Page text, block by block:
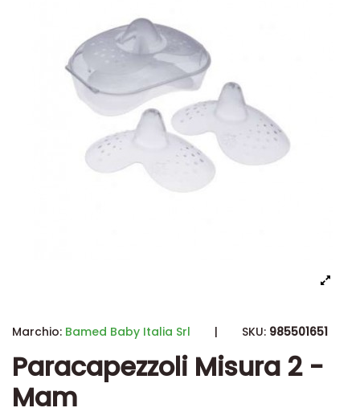
Marchio: Bamed Baby Italia Srl | SKU: 985501651
Paracapezzoli Misura 2 -
Mam